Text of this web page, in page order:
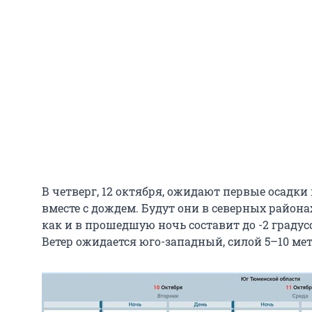
В четверг, 12 октября, ожидают первые
вместе с дождем. Будут они в северных
как и в прошедшую ночь составит до -2
Ветер ожидается юго-западный, силой 5–10